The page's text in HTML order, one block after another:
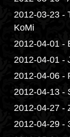
2012-03-23 -
KoMi
2012-04-01 -
2012-04-01 -
2012-04-06 -
2012-04-13 -
2012-04-27 -
2012-04-29 -